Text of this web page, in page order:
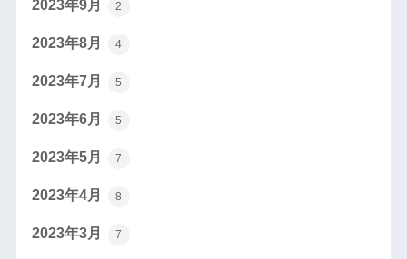
2023年9月 2
2023年8月 4
2023年7月 5
2023年6月 5
2023年5月 7
2023年4月 8
2023年3月 7